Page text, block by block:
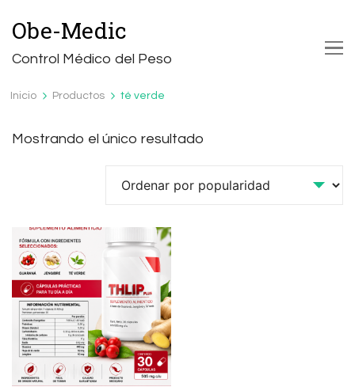
Obe-Medic
Control Médico del Peso
Inicio Productos té verde
Mostrando el único resultado